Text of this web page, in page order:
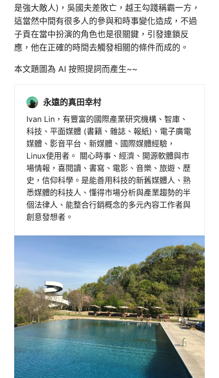
是強大敵人)，吳國夫差敗亡，越王勾踐稱霸一方，
這當然中間有很多人的參與和時事變化造成，不過
子貢在當中扮演的角色也是很關鍵，引發連鎖反
應，他在正確的時間去觸發相關的條件而成的。
本文題圖為 AI 按照提詞而產生~~
永遠的真田幸村
Ivan Lin，有豐富的國際產業研究機構、智庫、
科技、平面媒體 (書籍、雜誌、報紙)、電子廣電
媒體、影音平台、新媒體、國際媒體經驗，
Linux使用者。 關心時事、經濟、開源軟體與市
場情報，喜閱讀、書寫、電影、音樂、旅遊、歷
史，信仰科學。是能善用科技的新舊媒體人、熟
悉媒體的科技人、懂得市場分析與產業趨勢的半
個法律人、能整合行銷概念的多元內容工作者與
創意發想者。